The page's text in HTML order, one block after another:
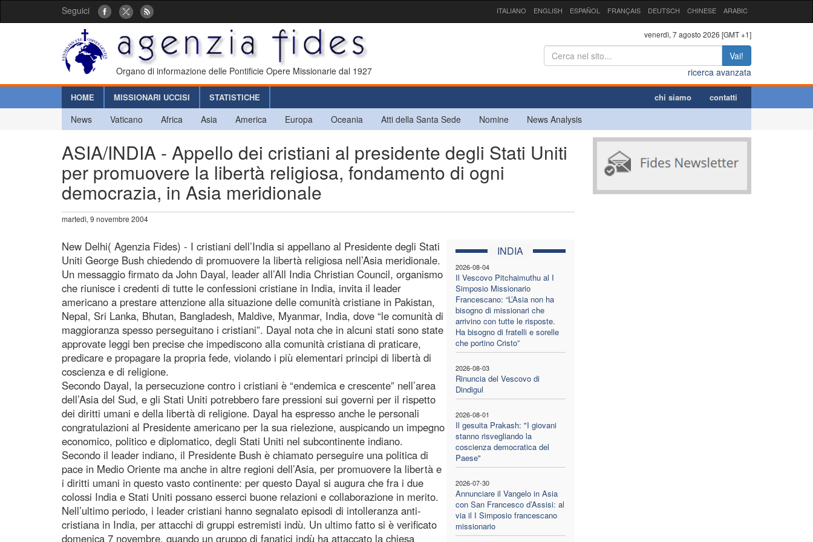
Seguici ITALIANO ENGLISH ESPAÑOL FRANÇAIS DEUTSCH CHINESE ARABIC
Organo di informazione delle Pontificie Opere Missionarie dal 1927
venerdì, 7 agosto 2026 [GMT +1]
Vai!
ricerca avanzata
HOME MISSIONARI UCCISI STATISTICHE chi siamo contatti
News Vaticano Africa Asia America Europa Oceania Atti della Santa Sede Nomine News Analysis
ASIA/INDIA - Appello dei cristiani al presidente degli Stati Uniti
per promuovere la libertà religiosa, fondamento di ogni
democrazia, in Asia meridionale
martedì, 9 novembre 2004
INDIA
2026-08-04
Il Vescovo Pitchaimuthu al I
Simposio Missionario
Francescano: “L’Asia non ha
bisogno di missionari che
arrivino con tutte le risposte.
Ha bisogno di fratelli e sorelle
che portino Cristo”
2026-08-03
Rinuncia del Vescovo di
Dindigul
2026-08-01
Il gesuita Prakash: "I giovani
stanno risvegliando la
coscienza democratica del
Paese"
2026-07-30
Annunciare il Vangelo in Asia
con San Francesco d’Assisi: al
via il I Simposio francescano
missionario
New Delhi( Agenzia Fides) - I cristiani dell’India si appellano al Presidente degli Stati
Uniti George Bush chiedendo di promuovere la libertà religiosa nell’Asia meridionale.
Un messaggio firmato da John Dayal, leader all’All India Christian Council, organismo
che riunisce i credenti di tutte le confessioni cristiane in India, invita il leader
americano a prestare attenzione alla situazione delle comunità cristiane in Pakistan,
Nepal, Sri Lanka, Bhutan, Bangladesh, Maldive, Myanmar, India, dove “le comunità di
maggioranza spesso perseguitano i cristiani”. Dayal nota che in alcuni stati sono state
approvate leggi ben precise che impediscono alla comunità cristiana di praticare,
predicare e propagare la propria fede, violando i più elementari principi di libertà di
coscienza e di religione.
Secondo Dayal, la persecuzione contro i cristiani è “endemica e crescente” nell’area
dell’Asia del Sud, e gli Stati Uniti potrebbero fare pressioni sui governi per il rispetto
dei diritti umani e della libertà di religione. Dayal ha espresso anche le personali
congratulazioni al Presidente americano per la sua rielezione, auspicando un impegno
economico, politico e diplomatico, degli Stati Uniti nel subcontinente indiano.
Secondo il leader indiano, il Presidente Bush è chiamato perseguire una politica di
pace in Medio Oriente ma anche in altre regioni dell’Asia, per promuovere la libertà e
i diritti umani in questo vasto continente: per questo Dayal si augura che fra i due
colossi India e Stati Uniti possano esserci buone relazioni e collaborazione in merito.
Nell’ultimo periodo, i leader cristiani hanno segnalato episodi di intolleranza anti-
cristiana in India, per attacchi di gruppi estremisti indù. Un ultimo fatto si è verificato
domenica 7 novembre, quando un gruppo di fanatici indù ha attaccato la chiesa